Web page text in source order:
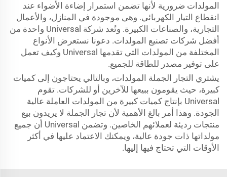
المولدات ضرورية لأنها تضمن استمرار إضاءة الأضواء عند
انقطاع التيار الكهربائي. وهي موجودة في المنازل، والأعمال
التجارية، والصناعات الكبيرة. وتُعد شركة Universal واحدة من
أفضل شركات تصنيع المولدات. دعونا نستعرض الأنواع
المختلفة من المولدات التي تقدمها Universal وكيف تعمل
على توفير مصدر للطاقة للجميع.
يشتري التجار الجملة المولدات، وبالتالي يحتاجون إلى كميات
كبيرة، حيث يقومون ببيعها للآخرين أو للشركات. تقوم
Universal بإنتاج كميات كبيرة من المولدات العاملة عالية
الجودة. وهذا أمر بالغ الأهمية لأن تجار الجملة لا يريدون بيع
منتجات رديئة لعملائهم الخاصين. وتضمن Universal أن جميع
مولداتها ذات جودة عالية، ويمكنك الاعتماد عليها في أكثر
الأوقات التي تحتاج فيها إليها.